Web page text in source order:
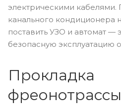
электрическими кабелями.
канального кондиционера
поставить УЗО и автомат —
безопасную эксплуатацию
Прокладка
фреонотрассы